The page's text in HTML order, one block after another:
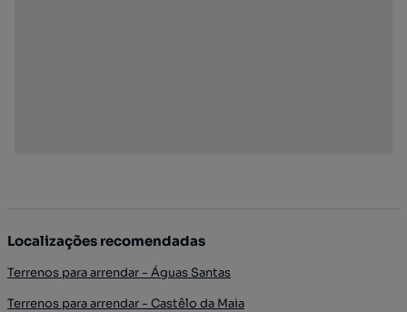
Localizações recomendadas
Terrenos para arrendar - Águas Santas
Terrenos para arrendar - Castêlo da Maia